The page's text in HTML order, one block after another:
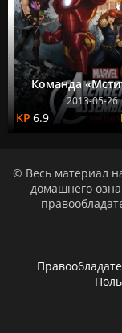
Команда
2013-05-26
6.9
© Весь материал
домашнего